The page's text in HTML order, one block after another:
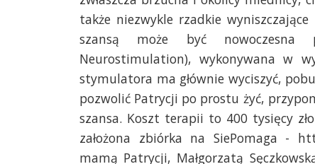
także niezwykle rzadkie
szansą może być nowoczesna
Neurostimulation), wykonywana w
stymulatora ma głównie wyciszyć,
pozwolić Patrycji po prostu żyć,
szansa. Koszt terapii to 400 tysięcy
założona zbiórka na SiePomaga -
mamą Patrycji, Małgorzatą